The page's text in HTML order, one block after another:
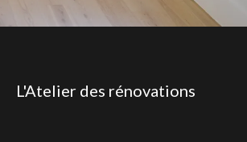
L'Atelier des rénovations